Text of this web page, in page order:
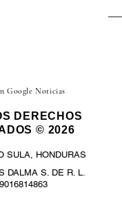
Google Noticias
DERECHOS
© 2026
SULA, HONDURAS
DALMA S. DE R. L.